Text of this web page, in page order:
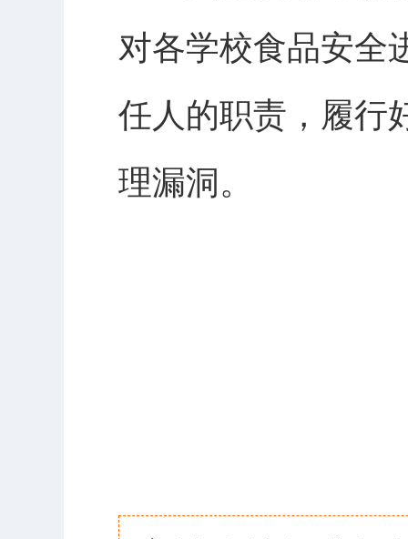
对各学校食品安全
任人的职责，履行
理漏洞。